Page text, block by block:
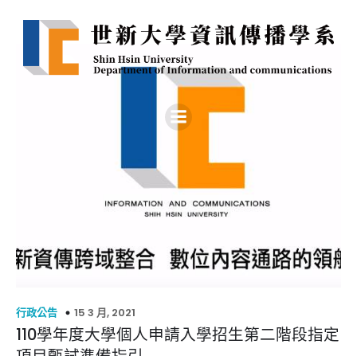
行政公告 15 3 月, 2021
110學年度大學個人申請入學招生第二階段指定